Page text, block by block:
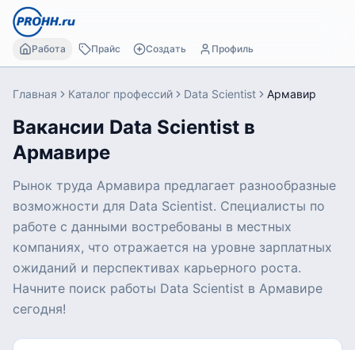
Работа Прайс Создать Профиль
Главная Каталог профессий Data Scientist Армавир
Вакансии Data Scientist в
Армавире
Рынок труда Армавира предлагает разнообразные
возможности для Data Scientist. Специалисты по
работе с данными востребованы в местных
компаниях, что отражается на уровне зарплатных
ожиданий и перспективах карьерного роста.
Начните поиск работы Data Scientist в Армавире
сегодня!